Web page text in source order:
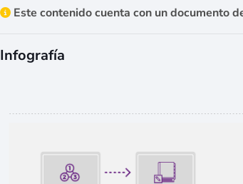
Este contenido cuenta con un documento
Infografía